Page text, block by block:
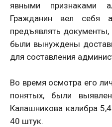
явными признаками
Гражданин вел себя
предъявлять документы,
были вынуждены
для составления
Во время осмотра его
понятых, были
Калашникова калибра
40 штук.